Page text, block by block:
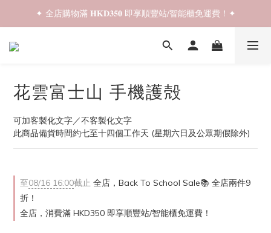
✦ 𝐁𝐚𝐜𝐤 𝐓𝐨 𝐒𝐜𝐡𝐨𝐨𝐥 𝐒𝐚𝐥𝐞📚 全店兩件𝟗折！✦
✦ 全店購物滿 𝐇𝐊𝐃𝟑𝟓𝟎 即享順豐站/智能櫃免運費！✦
✦ 𝐁𝐚𝐜𝐤 𝐓𝐨 𝐒𝐜𝐡𝐨𝐨𝐥 𝐒𝐚𝐥𝐞📚 全店兩件𝟗折！✦
花雲富士山 手機護殻
可加客製化文字／不客製化文字
此商品備貨時間約七至十四個工作天 (星期六日及公眾期假除外)
至08/16 16:00截止 全店，Back To School Sale📚 全店兩件9
折！
全店，消費滿 HKD350 即享順豐站/智能櫃免運費！